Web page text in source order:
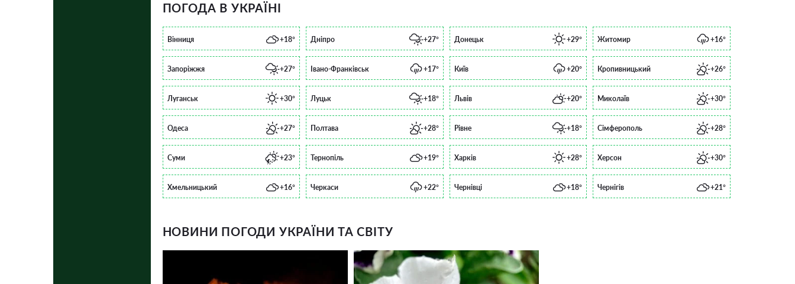
ПОГОДА В УКРАЇНІ
Вінниця +18° Дніпро +27° Донецьк +29° Житомир +16°
Запоріжжя +27° Івано-Франківськ +17° Київ +20° Кропивницький +26°
Луганськ +30° Луцьк +18° Львів +20° Миколаїв +30°
Одеса +27° Полтава +28° Рівне +18° Сімферополь +28°
Суми +23° Тернопіль +19° Харків +28° Херсон +30°
Хмельницький +16° Черкаси +22° Чернівці +18° Чернігів +21°
НОВИНИ ПОГОДИ УКРАЇНИ ТА СВІТУ